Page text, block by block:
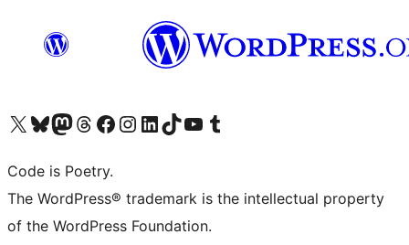
Navštivte náš účet na X (dříve Twitter)
Navštivte náš Bluesky účetNavštivte náš účet Mastodon
Navštivte náš Threads účetNavštivte naši stránku na Facebooku
Navštivte náš Instagram účetNavštivte náš LinkedIn účetNavštivte náš TikTok účetNavštivte náš YouTube kanálNavštivte náš Tumblr účet
Code is Poetry.
The WordPress® trademark is the intellectual property
of the WordPress Foundation.